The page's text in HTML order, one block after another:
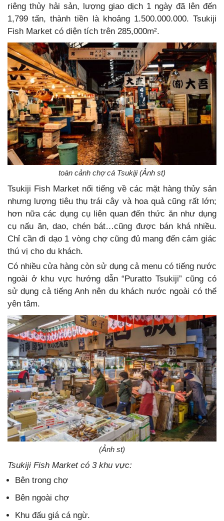
riêng thủy hải sản, lượng giao dịch 1 ngày đã lên đến
1,799 tấn, thành tiền là khoảng 1.500.000.000. Tsukiji
Fish Market có diện tích trên 285,000m².
toàn cảnh chợ cá Tsukiji (Ảnh st)
Tsukiji Fish Market nổi tiếng về các mặt hàng thủy sản
nhưng lượng tiêu thụ trái cây và hoa quả cũng rất lớn;
hơn nữa các dụng cụ liên quan đến thức ăn như dụng
cụ nấu ăn, dao, chén bát…cũng được bán khá nhiều.
Chỉ cần đi dạo 1 vòng chợ cũng đủ mang đến cảm giác
thú vị cho du khách.
Có nhiều cửa hàng còn sử dụng cả menu có tiếng nước
ngoài ở khu vực hướng dẫn “Puratto Tsukiji” cũng có
sử dụng cả tiếng Anh nên du khách nước ngoài có thể
yên tâm.
(Ảnh st)
Tsukiji Fish Market có 3 khu vực:
Bên trong chợ
Bên ngoài chợ
Khu đấu giá cá ngừ.